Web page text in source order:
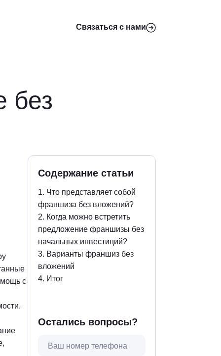
Связаться с нами
без
с
Содержание статьи
1. Что представляет собой
франшиза без вложений?
2. Когда можно встретить
предложение франшизы без
начальных инвестиций?
3. Варианты франшиз без
вложений
4. Итог
Остались вопросы?